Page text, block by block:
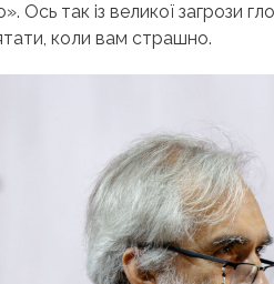
». Ось так із великої загрози
коли вам страшно.